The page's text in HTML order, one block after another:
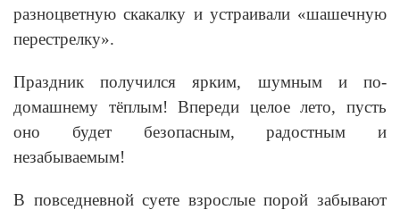
разноцветную скакалку и устраивали «шашечную
перестрелку».
Праздник получился ярким, шумным и по-
домашнему тёплым! Впереди целое лето, пусть
оно будет безопасным, радостным и
незабываемым!
В повседневной суете взрослые порой забывают